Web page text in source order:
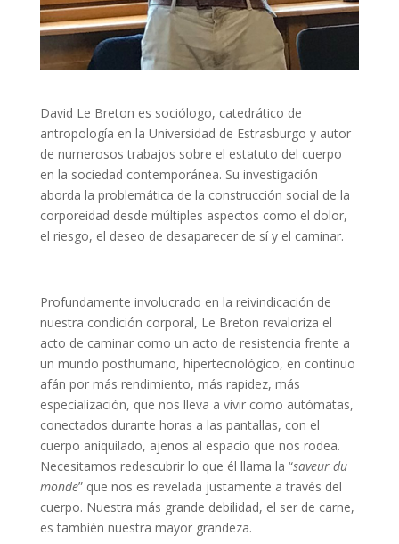
David Le Breton es sociólogo, catedrático de
antropología en la Universidad de Estrasburgo y autor
de numerosos trabajos sobre el estatuto del cuerpo
en la sociedad contemporánea. Su investigación
aborda la problemática de la construcción social de la
corporeidad desde múltiples aspectos como el dolor,
el riesgo, el deseo de desaparecer de sí y el caminar.
Profundamente involucrado en la reivindicación de
nuestra condición corporal, Le Breton revaloriza el
acto de caminar como un acto de resistencia frente a
un mundo posthumano, hipertecnológico, en continuo
afán por más rendimiento, más rapidez, más
especialización, que nos lleva a vivir como autómatas,
conectados durante horas a las pantallas, con el
cuerpo aniquilado, ajenos al espacio que nos rodea.
Necesitamos redescubrir lo que él llama la “saveur du
monde” que nos es revelada justamente a través del
cuerpo. Nuestra más grande debilidad, el ser de carne,
es también nuestra mayor grandeza.